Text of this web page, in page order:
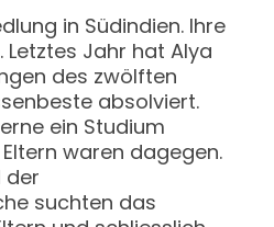
in Südindien. Ihre
Jahr hat Alya
des zwölften
absolviert.
ein Studium
waren dagegen.
der
suchten das